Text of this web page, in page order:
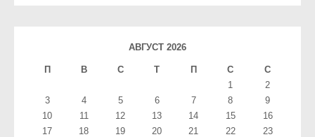
АВГУСТ 2026
П В С T П С С
1
2
3
4 5 6 7 8
9
10
11 12 13 14 15
16
17
18 19 20 21 22
23